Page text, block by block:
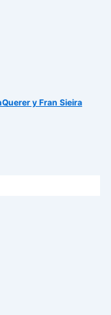
y Fran Sieira